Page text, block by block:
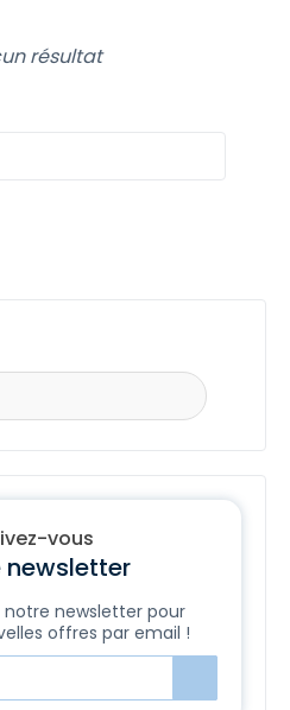
vous
newsletter
newsletter pour
offres par email !